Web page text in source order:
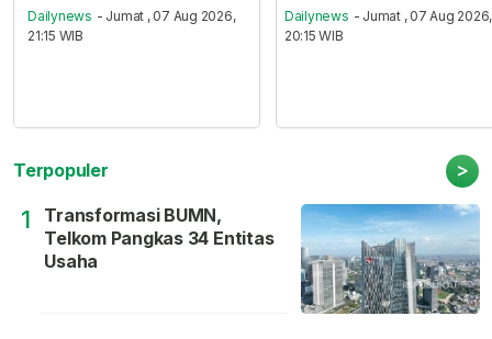
Dailynews - Jumat , 07 Aug 2026,
21:15 WIB
Dailynews - Jumat , 07 Aug 2026,
20:15 WIB
Terpopuler >
1
Transformasi BUMN,
Telkom Pangkas 34 Entitas
Usaha